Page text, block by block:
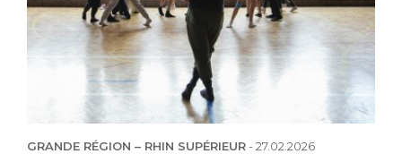
GRANDE RÉGION – RHIN SUPÉRIEUR-27.02.2026